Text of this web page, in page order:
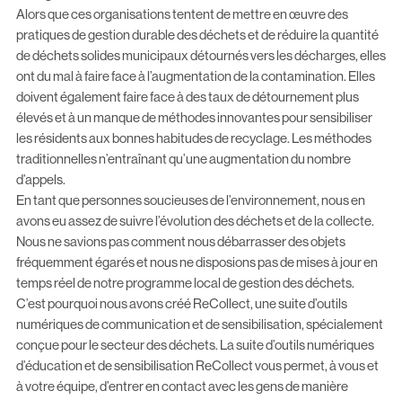
Alors que ces organisations tentent de mettre en œuvre des
pratiques de gestion durable des déchets et de réduire la quantité
de déchets solides municipaux détournés vers les décharges, elles
ont du mal à faire face à l’augmentation de la contamination. Elles
doivent également faire face à des taux de détournement plus
élevés et à un manque de méthodesinnovantes pour sensibiliser
les résidents aux bonnes habitudes de recyclage. Les méthodes
traditionnelles n’entraînant qu’une augmentation du nombre
d’appels.
En tant que personnes soucieuses de l’environnement, nous en
avons eu assez de suivre l’évolution des déchets et de la collecte.
Nous ne savions pas comment nous débarrasser des objets
fréquemment égarés et nous ne disposions pas de mises à jour en
temps réel de notre programme local de gestion des déchets.
C’est pourquoi nous avons créé ReCollect, une suite d’outils
numériques de communication et de sensibilisation, spécialement
conçue pour le secteur des déchets. La suite d’outils numériques
d’éducation et de sensibilisation ReCollect vous permet, à vous et
à votre équipe, d’entrer en contact avec les gens de manière